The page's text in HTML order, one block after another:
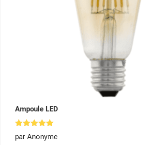
Ampoule LED
Note
sur 5
par Anonyme